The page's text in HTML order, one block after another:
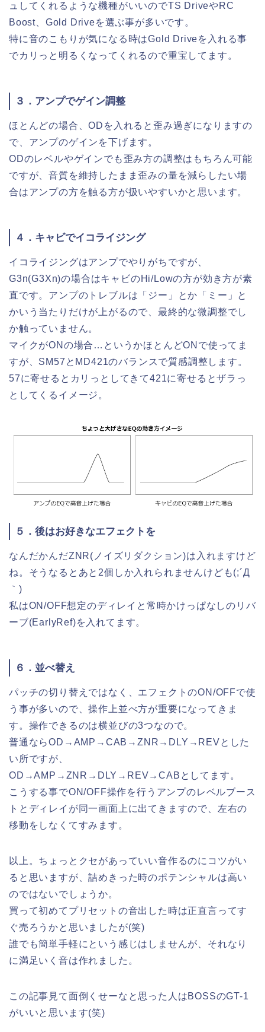
ュしてくれるような機種がいいのでTS DriveやRC
Boost、Gold Driveを選ぶ事が多いです。
特に音のこもりが気になる時はGold Driveを入れる事
でカリっと明るくなってくれるので重宝してます。
３．アンプでゲイン調整
ほとんどの場合、ODを入れると歪み過ぎになりますの
で、アンプのゲインを下げます。
ODのレベルやゲインでも歪み方の調整はもちろん可能
ですが、音質を維持したまま歪みの量を減らしたい場
合はアンプの方を触る方が扱いやすいかと思います。
４．キャビでイコライジング
イコライジングはアンプでやりがちですが、
G3n(G3Xn)の場合はキャビのHi/Lowの方が効き方が素
直です。アンプのトレブルは「ジー」とか「ミー」と
かいう当たりだけが上がるので、最終的な微調整でし
か触っていません。
マイクがONの場合…というかほとんどONで使ってま
すが、SM57とMD421のバランスで質感調整します。
57に寄せるとカリっとしてきて421に寄せるとザラっ
としてくるイメージ。
５．後はお好きなエフェクトを
なんだかんだZNR(ノイズリダクション)は入れますけど
ね。そうなるとあと2個しか入れられませんけども(;´Д
｀)
私はON/OFF想定のディレイと常時かけっぱなしのリバ
ーブ(EarlyRef)を入れてます。
６．並べ替え
パッチの切り替えではなく、エフェクトのON/OFFで使
う事が多いので、操作上並べ方が重要になってきま
す。操作できるのは横並びの3つなので。
普通ならOD→AMP→CAB→ZNR→DLY→REVとした
い所ですが、
OD→AMP→ZNR→DLY→REV→CABとしてます。
こうする事でON/OFF操作を行うアンプのレベルブース
トとディレイが同一画面上に出てきますので、左右の
移動をしなくてすみます。
以上。ちょっとクセがあっていい音作るのにコツがい
ると思いますが、詰めきった時のポテンシャルは高い
のではないでしょうか。
買って初めてプリセットの音出した時は正直言ってす
ぐ売ろうかと思いましたが(笑)
誰でも簡単手軽にという感じはしませんが、それなり
に満足いく音は作れました。
この記事見て面倒くせーなと思った人はBOSSのGT-1
がいいと思います(笑)